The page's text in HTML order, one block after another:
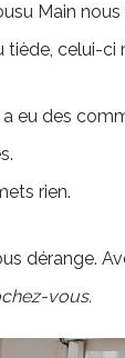
Main
celui-ci
eu des
rien.
dérange.
vous.